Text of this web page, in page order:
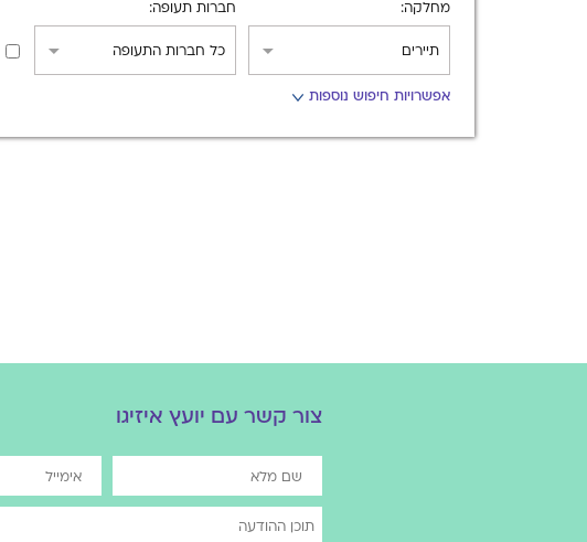
מחלקה חברות תעופה
אפשרויות חיפוש נוספות
החיפוש
צור קשר עם יועץ איזיגו